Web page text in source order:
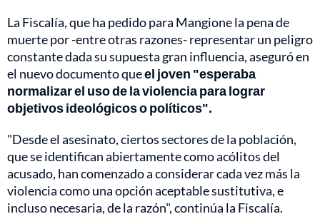
La Fiscalía, que ha pedido para Mangione la pena de
muerte por -entre otras razones- representar un peligro
constante dada su supuesta gran influencia, aseguró en
el nuevo documento queel joven "esperaba
normalizar el uso de la violencia para lograr
objetivos ideológicos o políticos".
"Desde el asesinato, ciertos sectores de la población,
que se identifican abiertamente como acólitos del
acusado, han comenzado a considerar cada vez más la
violencia como una opción aceptable sustitutiva, e
incluso necesaria, de la razón", continúa la Fiscalía.